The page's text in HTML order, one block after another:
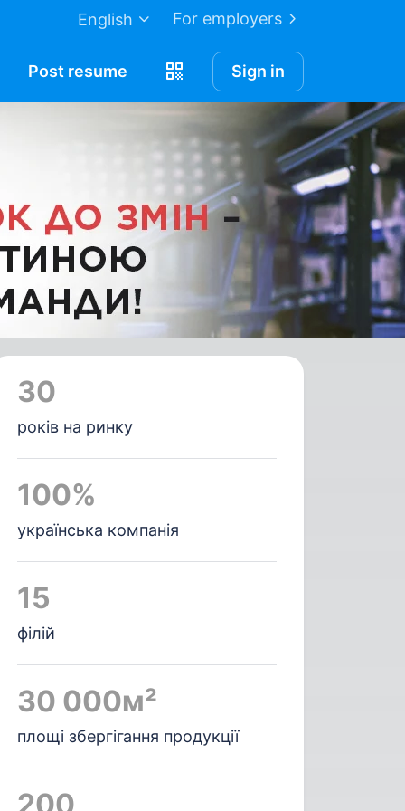
For employers
English
Post resume Sign in
30
років на ринку
100%
українська компанія
15
філій
30 000м²
площі збергігання продукції